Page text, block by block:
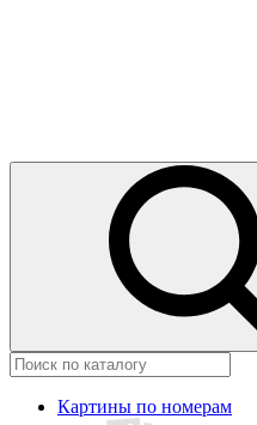
Картины по номерам